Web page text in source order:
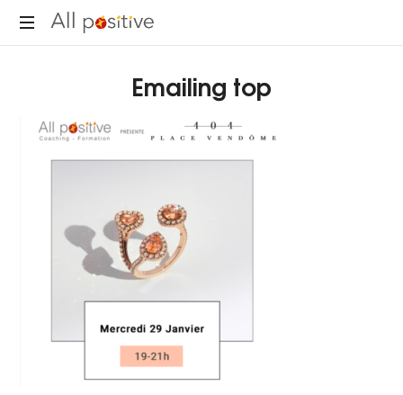
All
réinventer."
Emailing top